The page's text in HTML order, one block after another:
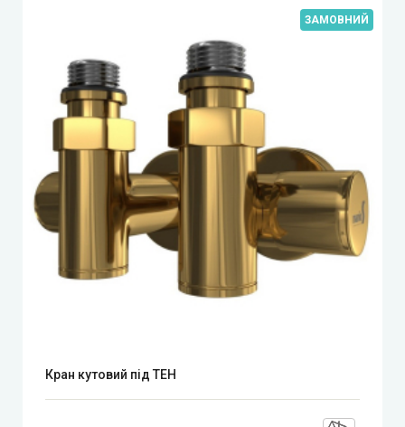
ЗАМОВНИЙ
Кран кутовий під ТЕН